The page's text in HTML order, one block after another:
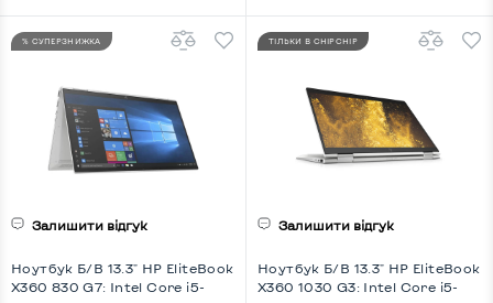
% СУПЕРЗНИЖКА
Залишити відгук
Ноутбук Б/В 13.3" HP EliteBook
X360 830 G7: Intel Core i5-
ТІЛЬКИ В CHIPCHIP
Залишити відгук
Ноутбук Б/В 13.3" HP EliteBook
X360 1030 G3: Intel Core i5-